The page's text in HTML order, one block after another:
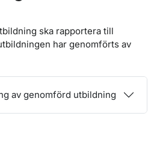
ska rapportera till
har genomförts av
av genomförd utbildning